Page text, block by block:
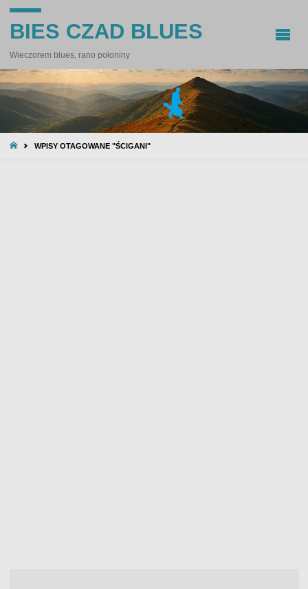
BIES CZAD BLUES
Wieczorem blues, rano połoniny
STRONA
WPISY OTAGOWANE "ŚCIGANI"